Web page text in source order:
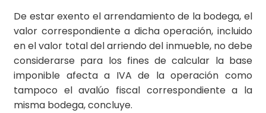
De estar exento el arrendamiento de la bodega, el
valor correspondiente a dicha operación, incluido
en el valor total del arriendo del inmueble, no debe
considerarse para los fines de calcular la base
imponible afecta a IVA de la operación como
tampoco el avalúo fiscal correspondiente a la
misma bodega, concluye.